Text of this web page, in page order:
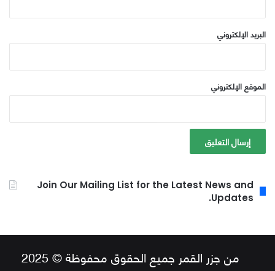
البريد الإلكتروني
الموقع الإلكتروني
Join Our Mailing List for the Latest News and
Updates.
من جزر القمر جميع الحقوق محفوظة © 2025